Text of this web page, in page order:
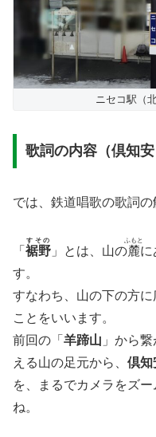
ニセコ駅（
歌詞の内容（倶知
では、鉄道唱歌の歌詞の
「 裾野
すその
」とは、山の麓
ふもと
に
す。
すなわち、​山の下の方に
ことをいいます。
前回の「 羊蹄山 」から
える山の足元から、 倶知
を、まるでカメラをズ
ね。